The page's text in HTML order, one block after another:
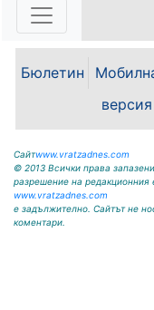
традиционни
фолклорната
дни – Мизия
Бюлетин
версия
Сайтwww.vratzadnes.com
© 2013 Всички права
разрешение на редакционния
www.vratzadnes.com
е задължително. Сайтът не
коментари.